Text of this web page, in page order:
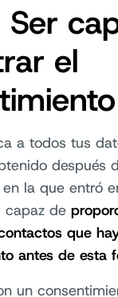
Ser
el
a todos tus
después
la que entró
capaz de
que
antes de esta
un